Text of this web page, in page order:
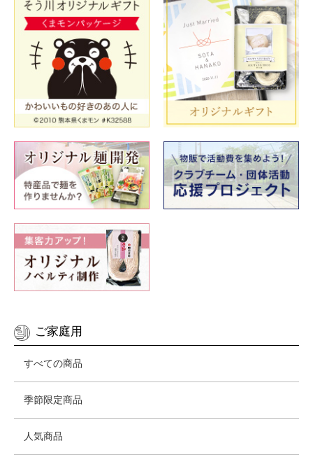
ご家庭用
すべての商品
季節限定商品
人気商品